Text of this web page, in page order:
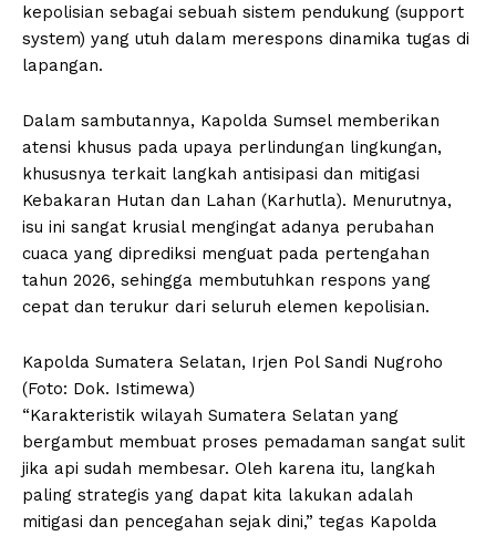
kepolisian sebagai sebuah sistem pendukung (support
system) yang utuh dalam merespons dinamika tugas di
lapangan.
Dalam sambutannya, Kapolda Sumsel memberikan
atensi khusus pada upaya perlindungan lingkungan,
khususnya terkait langkah antisipasi dan mitigasi
Kebakaran Hutan dan Lahan (Karhutla). Menurutnya,
isu ini sangat krusial mengingat adanya perubahan
cuaca yang diprediksi menguat pada pertengahan
tahun 2026, sehingga membutuhkan respons yang
cepat dan terukur dari seluruh elemen kepolisian.
Kapolda Sumatera Selatan, Irjen Pol Sandi Nugroho
(Foto: Dok. Istimewa)
“Karakteristik wilayah Sumatera Selatan yang
bergambut membuat proses pemadaman sangat sulit
jika api sudah membesar. Oleh karena itu, langkah
paling strategis yang dapat kita lakukan adalah
mitigasi dan pencegahan sejak dini,” tegas Kapolda